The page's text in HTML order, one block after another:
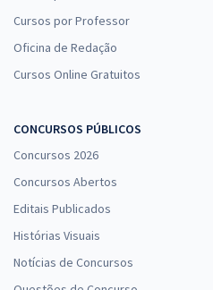
Cursos por Professor
Oficina de Redação
Cursos Online Gratuitos
CONCURSOS PÚBLICOS
Concursos 2026
Concursos Abertos
Editais Publicados
Histórias Visuais
Notícias de Concursos